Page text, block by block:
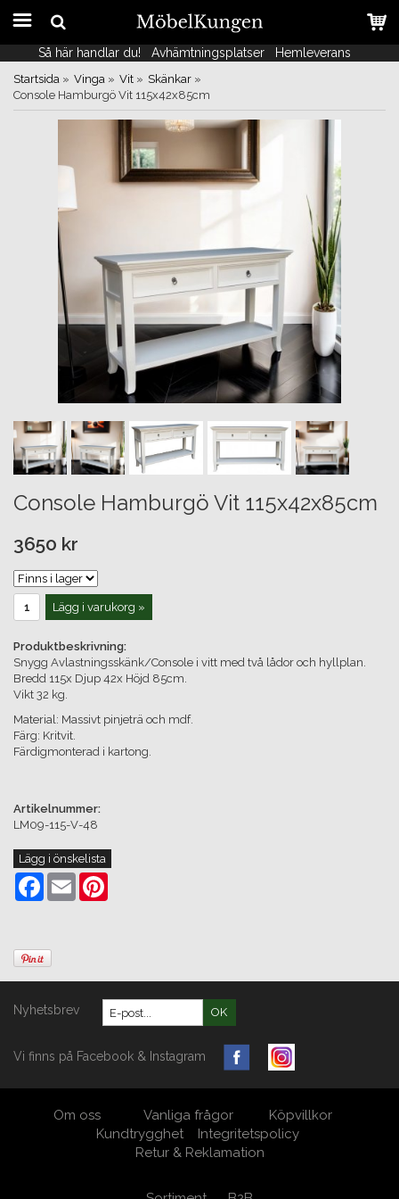
Så här handlar du! Avhämtningsplatser Hemleverans
Så här handlar du! Avhämtningsplatser Hemleverans
Startsida » Vinga » Vit » Skänkar »
Console Hamburgö Vit 115x42x85cm
Console Hamburgö Vit 115x42x85cm
3650 kr
Lägg i varukorg »
Produktbeskrivning:
Snygg Avlastningsskänk/Console i vitt med två lådor och hyllplan.
Bredd 115x Djup 42x Höjd 85cm.
Vikt 32 kg.
Material: Massivt pinjeträ och mdf.
Färg: Kritvit.
Färdigmonterad i kartong.
Artikelnummer:
LM09-115-V-48
Lägg i önskelista
Facebook
Email
Nyhetsbrev OK
Vi finns på Facebook & Instagram
Om oss Vanliga frågor
Köpvillkor
Kundtrygghet
Integritetspolicy
Retur & Reklamation